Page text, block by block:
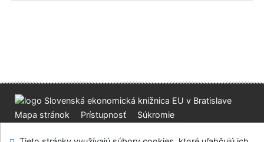
Mapa stránok Prístupnosť
Súkromie